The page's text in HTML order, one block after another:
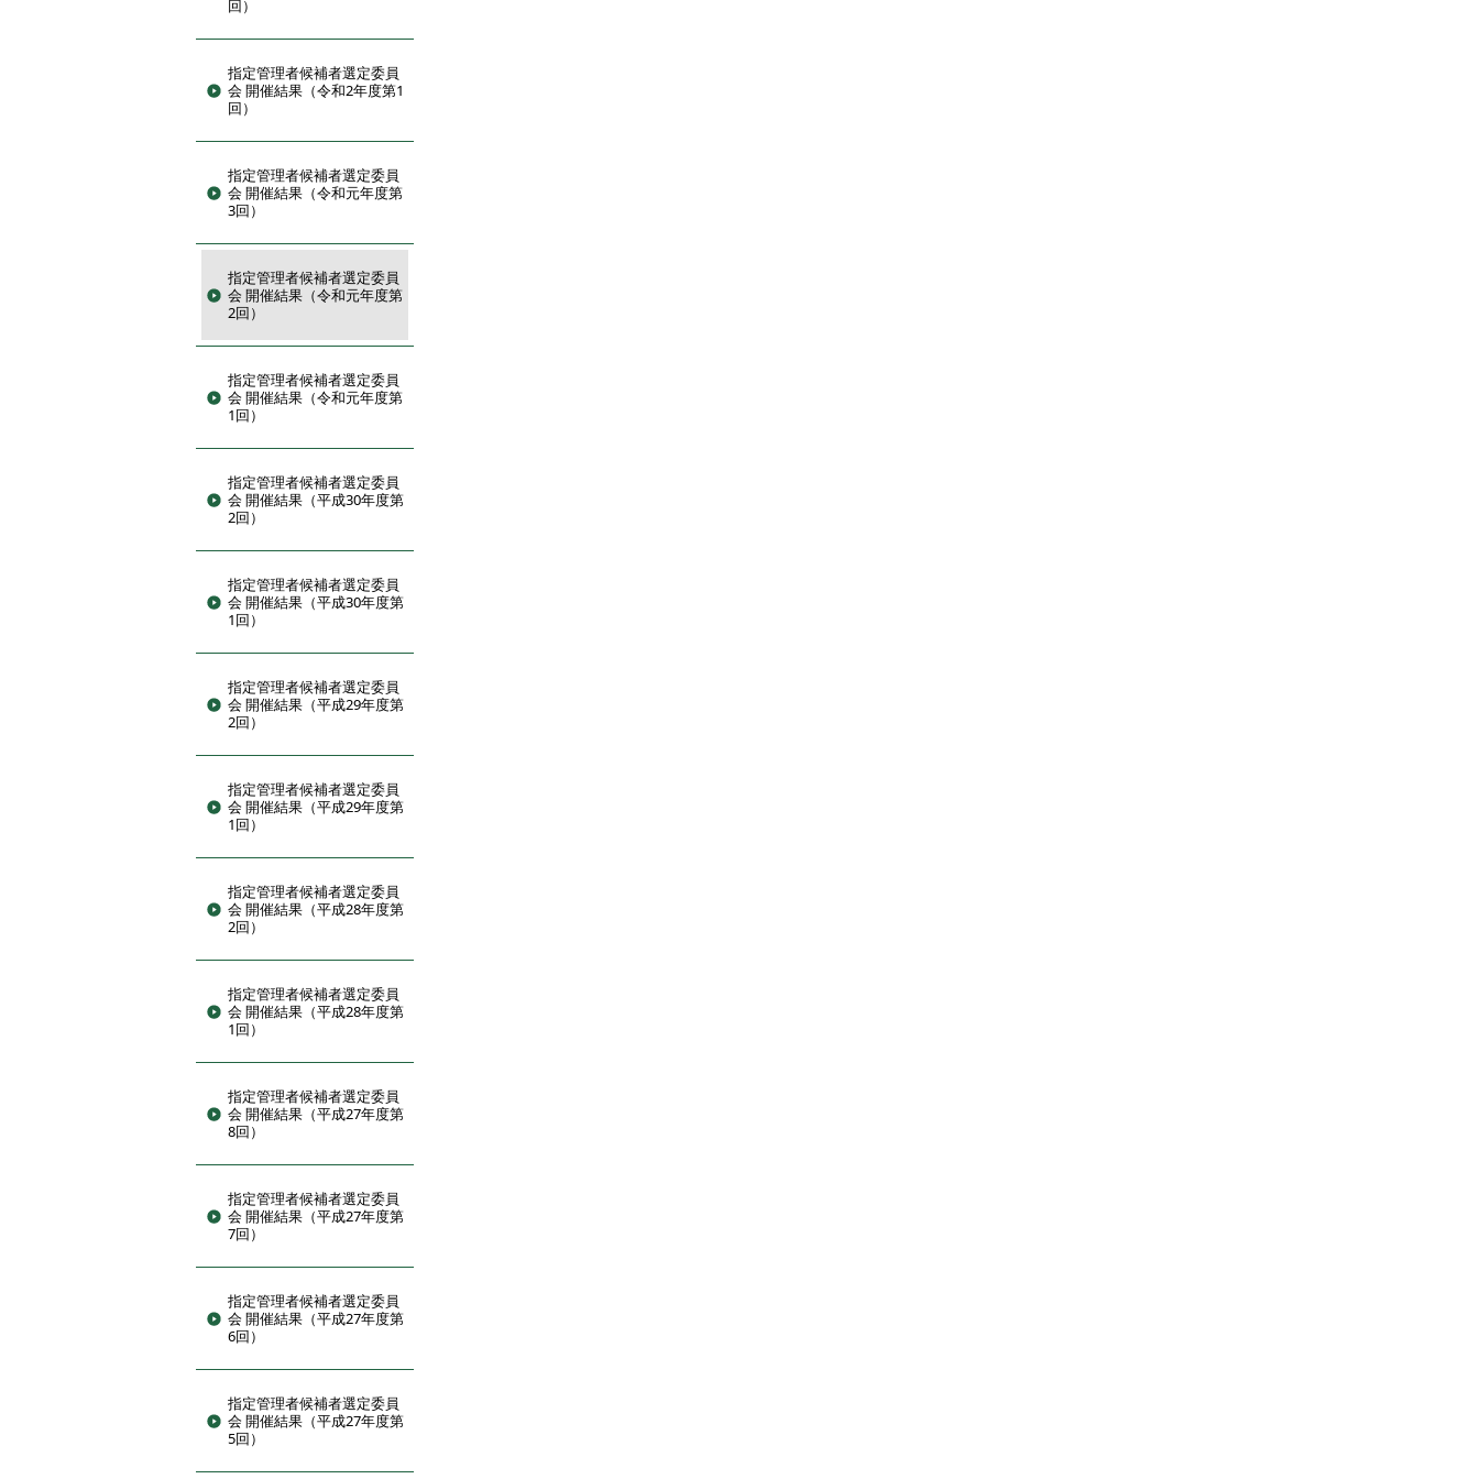
回）
指定管理者候補者選定委員
会 開催結果（令和2年度第1
回）
指定管理者候補者選定委員
会 開催結果（令和元年度第
3回）
指定管理者候補者選定委員
会 開催結果（令和元年度第
2回）
指定管理者候補者選定委員
会 開催結果（令和元年度第
1回）
指定管理者候補者選定委員
会 開催結果（平成30年度第
2回）
指定管理者候補者選定委員
会 開催結果（平成30年度第
1回）
指定管理者候補者選定委員
会 開催結果（平成29年度第
2回）
指定管理者候補者選定委員
会 開催結果（平成29年度第
1回）
指定管理者候補者選定委員
会 開催結果（平成28年度第
2回）
指定管理者候補者選定委員
会 開催結果（平成28年度第
1回）
指定管理者候補者選定委員
会 開催結果（平成27年度第
8回）
指定管理者候補者選定委員
会 開催結果（平成27年度第
7回）
指定管理者候補者選定委員
会 開催結果（平成27年度第
6回）
指定管理者候補者選定委員
会 開催結果（平成27年度第
5回）